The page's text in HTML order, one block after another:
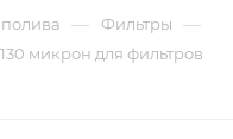
— Фильтры —
микрон для фильтров